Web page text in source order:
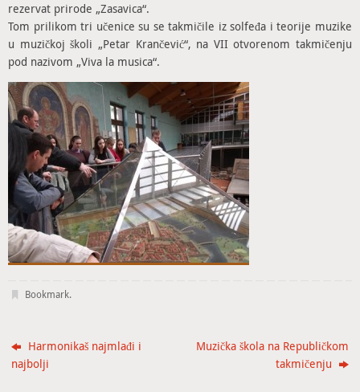
rezervat prirode „Zasavica“.
Tom prilikom tri učenice su se takmičile iz solfeđa i teorije muzike
u muzičkoj školi „Petar Krančević“, na VII otvorenom takmičenju
pod nazivom „Viva la musica“.
Bookmark.
Harmonikaš najmlađi i
najbolji
Muzička škola na Republičkom
takmičenju